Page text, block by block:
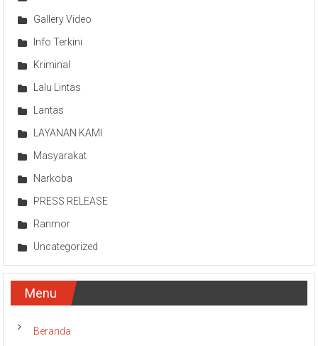
Gallery Video
Info Terkini
Kriminal
Lalu Lintas
Lantas
LAYANAN KAMI
Masyarakat
Narkoba
PRESS RELEASE
Ranmor
Uncategorized
Menu
Beranda